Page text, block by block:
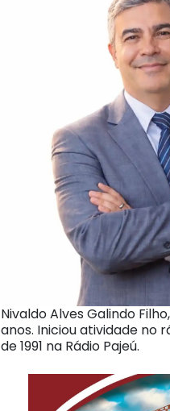
Nivaldo Alves Galindo
anos. Iniciou atividade no
de 1991 na Rádio Pajeú.